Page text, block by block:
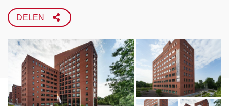
DELEN
LINKEDIN
WHATSAPP
EMAIL